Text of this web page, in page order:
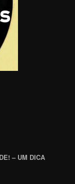
– UM DICA